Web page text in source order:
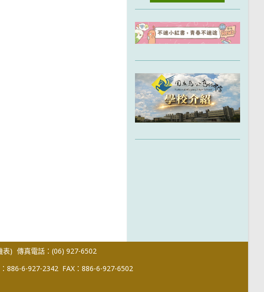
表) 傳真電話：(06) 927-6502
886-6-927-2342 FAX：886-6-927-6502